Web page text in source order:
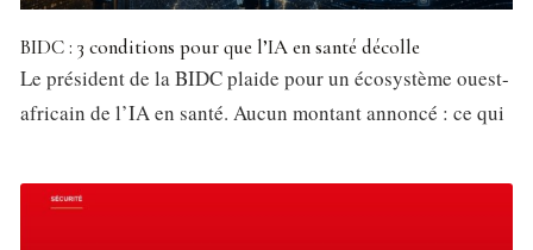
BIDC : 3 conditions pour que l’IA en santé décolle
Le président de la BIDC plaide pour un écosystème ouest-
africain de l’IA en santé. Aucun montant annoncé : ce qui